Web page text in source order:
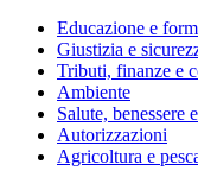
Educazione e
Giustizia e
Tributi, finanze e
Ambiente
Salute, benessere
Autorizzazioni
Agricoltura e